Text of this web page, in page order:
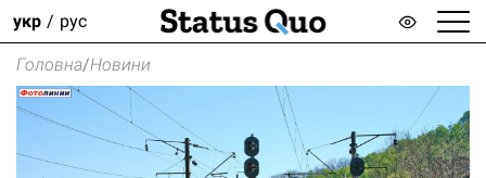
укр рус
Головна/Новини